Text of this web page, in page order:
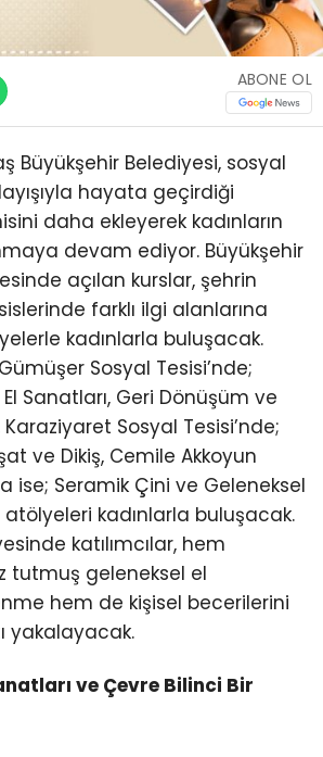
ABONE OL
Büyükşehir Belediyesi, sosyal
hayata geçirdiği
daha ekleyerek kadınların
devam ediyor. Büyükşehir
açılan kurslar, şehrin
farklı ilgi alanlarına
kadınlarla buluşacak.
Sosyal Tesisi’nde;
Sanatları, Geri Dönüşüm ve
Sosyal Tesisi’nde;
ve Dikiş, Cemile Akkoyun
ise; Seramik Çini ve Geleneksel
atölyeleri kadınlarla buluşacak.
katılımcılar, hem
tutmuş geleneksel el
hem de kişisel becerilerini
yakalayacak.
ve Çevre Bilinci Bir